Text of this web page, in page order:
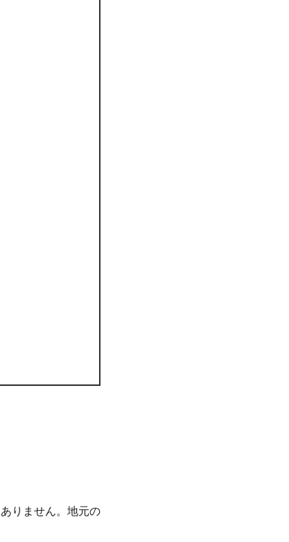
りません。地元の